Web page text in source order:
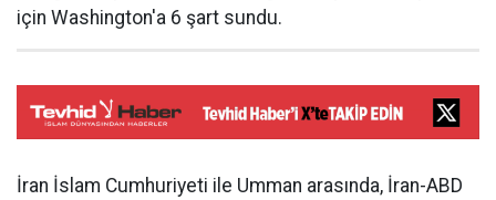
için Washington'a 6 şart sundu.
İran İslam Cumhuriyeti ile Umman arasında, İran-ABD